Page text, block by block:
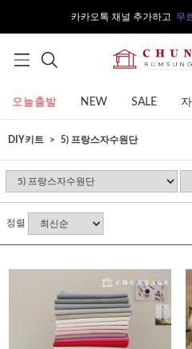
카카오톡 채널 추가하고 무
오늘출발 NEW SALE
DIY키트 5) 프랑스자수원단
정렬